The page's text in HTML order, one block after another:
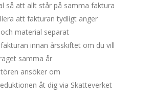
så att allt står på samma faktura
att fakturan tydligt anger
material separat
innan årsskiftet om du vill
samma år
ansöker om
åt dig via Skatteverket